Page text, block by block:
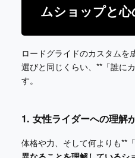
ムショップと心
ロードグライドのカスタムを
選びと同じくらい、**「誰に
す。
1. 女性ライダーへの理解
体格や力、そして何よりも**「